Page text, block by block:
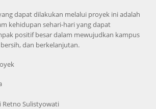
dapat dilakukan melalui proyek ini adalah
kehidupan sehari-hari yang dapat
positif besar dalam mewujudkan kampus
dan berkelanjutan.
Retno Sulistyowati